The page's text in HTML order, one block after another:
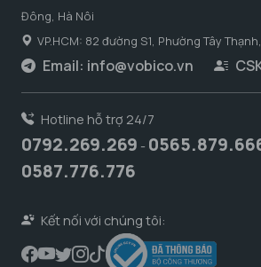
Đông, Hà Nôi
VP.HCM: 82 đường S1, Phường Tây
Email: info@vobico.vn
Hotline hỗ trợ 24/7
0792.269.269 -
0587.776.776
Kết nối với chúng tôi: